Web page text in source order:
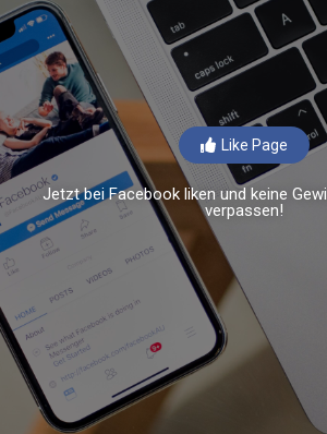
Like Page
Jetzt bei Facebook liken und keine
verpassen!